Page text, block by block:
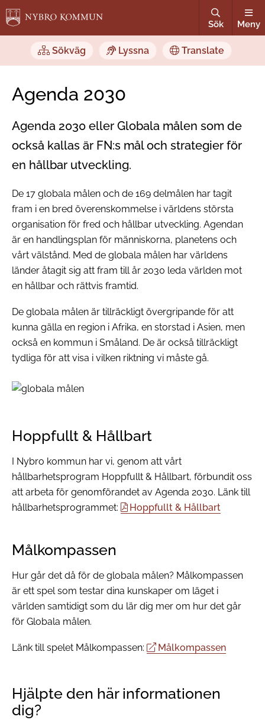
Sök Meny
Sökväg Lyssna Translate
Agenda 2030
Agenda 2030 eller Globala målen som de
också kallas är FN:s mål och strategier för
en hållbar utveckling.
De 17 globala målen och de 169 delmålen har tagit
fram i en bred överenskommelse i världens största
organisation för fred och hållbar utveckling. Agendan
är en handlingsplan för människorna, planetens och
vårt välstånd. Med de globala målen har världens
länder åtagit sig att fram till år 2030 leda världen mot
en hållbar och rättvis framtid.
De globala målen är tillräckligt övergripande för att
kunna gälla en region i Afrika, en storstad i Asien, men
också en kommun i Småland. De är också tillräckligt
tydliga för att visa i vilken riktning vi måste gå.
Hoppfullt & Hållbart
I Nybro kommun har vi, genom att vårt
hållbarhetsprogram Hoppfullt & Hållbart, förbundit oss
att arbeta för genomförandet av Agenda 2030. Länk till
hållbarhetsprogrammet:
Hoppfullt & Hållbart
Målkompassen
Hur går det då för de globala målen? Målkompassen
är ett spel som testar dina kunskaper om läget i
världen samtidigt som du lär dig mer om hur det går
för Globala målen.
Länk till spelet Målkompassen: Målkompassen
Hjälpte den här informationen
dig?